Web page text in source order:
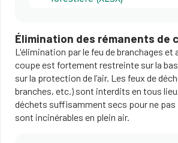
Élimination des rémanents de
L'élimination par le feu de branchages et
coupe est fortement restreinte sur la
sur la protection de l’air. Les feux de
branches, etc.) sont interdits en tous
déchets suffisamment secs pour ne pas
sont incinérables en plein air.